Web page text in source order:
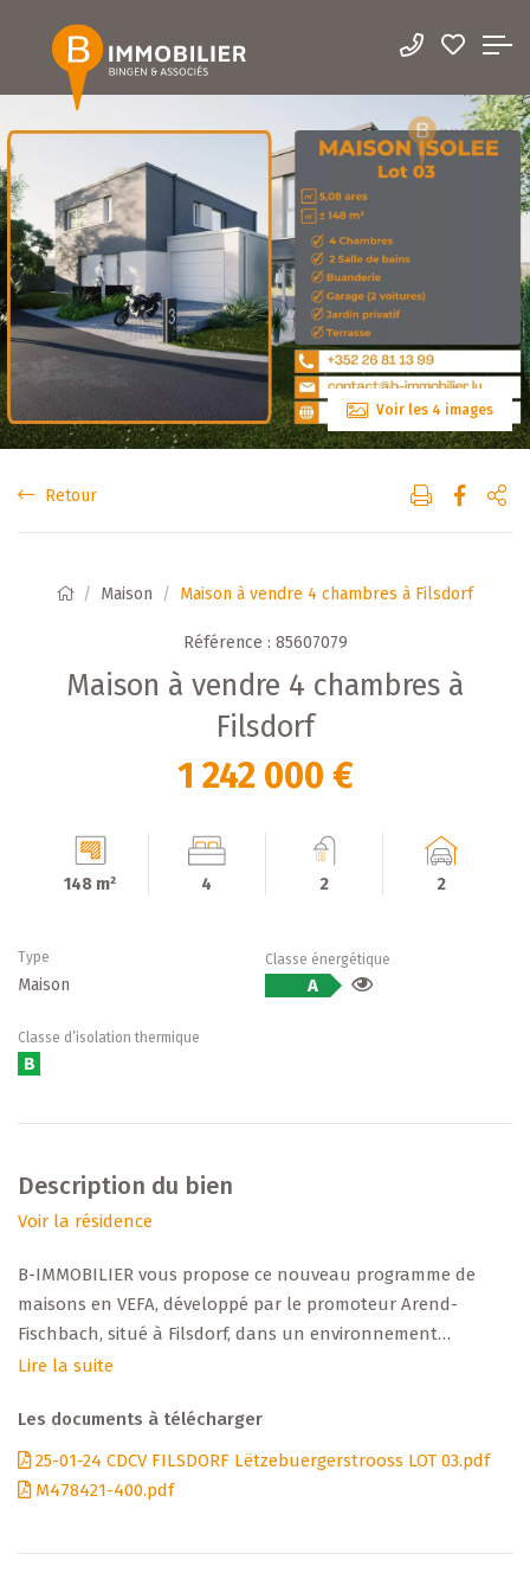
Voir les 4 images
Retour
Maison Maison à vendre 4 chambres à Filsdorf
Référence : 85607079
Maison à vendre 4 chambres à
Filsdorf
1 242 000 €
148 m² 4 2 2
Type
Maison
Classe énergétique
A
Classe d’isolation thermique
B
Description du bien
Voir la résidence
B-IMMOBILIER vous propose ce nouveau programme de
maisons en VEFA, développé par le promoteur Arend-
Fischbach, situé à Filsdorf, dans un environnement
résidentiel tout en restant proche des commodités (écoles,
+++ Données principales +++
Lire la suite
Les documents à télécharger
25-01-24 CDCV FILSDORF Lëtzebuergerstrooss LOT 03.pdf
M478421-400.pdf